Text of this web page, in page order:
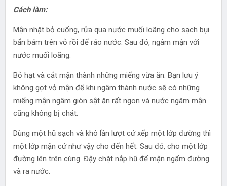
Cách làm:
Mận nhặt bỏ cuống, rửa qua nước muối loãng cho sạch bụi
bẩn bám trên vỏ rồi để ráo nước. Sau đó, ngâm mận với
nước muối loãng.
Bỏ hạt và cắt mận thành những miếng vừa ăn. Bạn lưu ý
không gọt vỏ mận để khi ngâm thành nước sẽ có những
miếng mận ngâm giòn sật ăn rất ngon và nước ngâm mận
cũng không bị chát.
Dùng một hũ sạch và khô lần lượt cứ xếp một lớp đường thì
một lớp mận cứ như vậy cho đến hết. Sau đó, cho một lớp
đường lên trên cùng. Đậy chặt nắp hũ để mận ngấm đường
và ra nước.